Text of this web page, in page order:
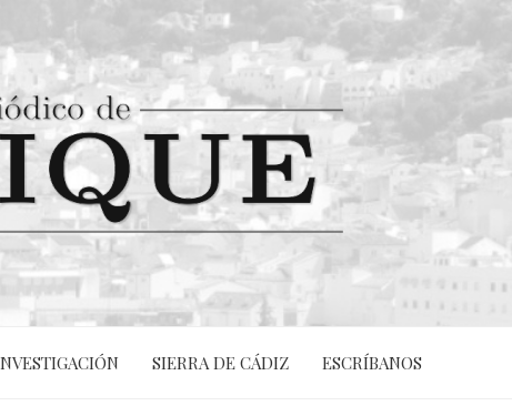
SIERRA DE CÁDIZ ESCRÍBANOS